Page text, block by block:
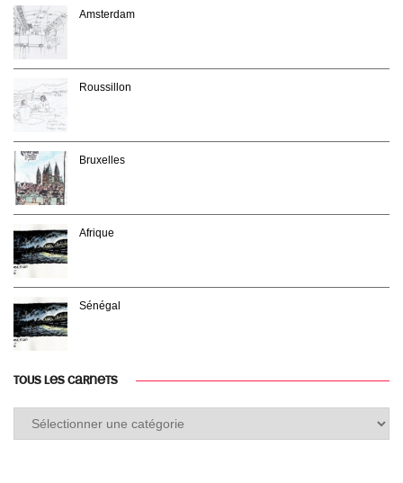
Amsterdam
Roussillon
Bruxelles
Afrique
Sénégal
TOUS LES CARNETS